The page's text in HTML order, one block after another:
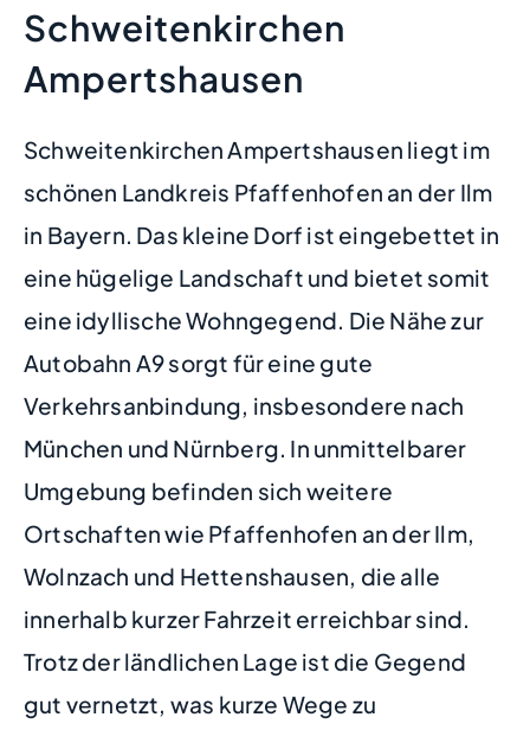
Schweitenkirchen
Ampertshausen
Schweitenkirchen Ampertshausen liegt im
schönen Landkreis Pfaffenhofen an der Ilm
in Bayern. Das kleine Dorf ist eingebettet in
eine hügelige Landschaft und bietet somit
eine idyllische Wohngegend. Die Nähe zur
Autobahn A9 sorgt für eine gute
Verkehrsanbindung, insbesondere nach
München und Nürnberg. In unmittelbarer
Umgebung befinden sich weitere
Ortschaften wie Pfaffenhofen an der Ilm,
Wolnzach und Hettenshausen, die alle
innerhalb kurzer Fahrzeit erreichbar sind.
Trotz der ländlichen Lage ist die Gegend
gut vernetzt, was kurze Wege zu